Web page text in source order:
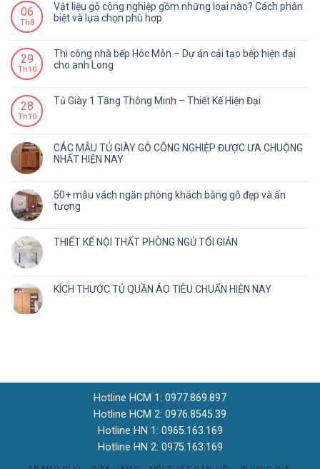
06
Th8
Vật liệu gỗ công nghiệp gồm những loại nào? Cách phân
biệt và lựa chọn phù hợp
29
Th10
Thi công nhà bếp Hóc Môn – Dự án cải tạo bếp hiện đại
cho anh Long
28
Th10
Tủ Giày 1 Tầng Thông Minh – Thiết Kế Hiện Đại
CÁC MẪU TỦ GIÀY GỖ CÔNG NGHIỆP ĐƯỢC ƯA CHUỘNG
NHẤT HIỆN NAY
50+ mẫu vách ngăn phòng khách bằng gỗ đẹp và ấn
tượng
THIẾT KẾ NỘI THẤT PHÒNG NGỦ TỐI GIẢN
KÍCH THƯỚC TỦ QUẦN ÁO TIÊU CHUẨN HIỆN NAY
Hotline HCM 1: 0977.869.897
Hotline HCM 2: 0976.8545.39
Hotline HN 1: 0965.163.169
Hotline HN 2: 0975.163.169